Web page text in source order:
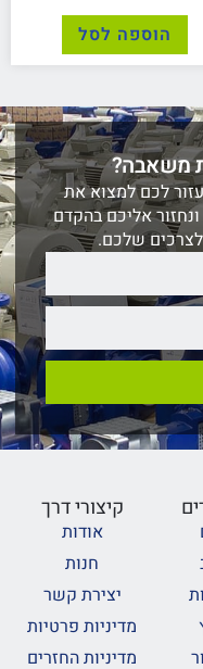
הוספה לסל
משאבה?
לכם למצוא את
אליכם בהקדם
שלכם.
קיצורי דרך
אודות
חנות
יצירת קשר
מדיניות פרטיות
מדיניות החזרים